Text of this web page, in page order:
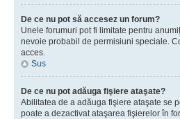
De ce nu pot să accesez un forum?
Unele forumuri pot fi limitate pentru
nevoie probabil de permisiuni speciale.
acces.
Sus
De ce nu pot adăuga fişiere ataşate?
Abilitatea de a adăuga fişiere ataşate se
poate a dezactivat ataşarea fişierelor în